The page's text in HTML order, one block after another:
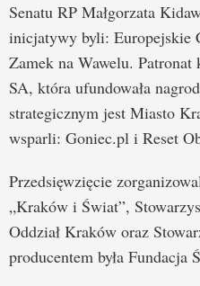
Senatu RP Małgorzata
inicjatywy byli: Europejskie
Zamek na Wawelu.
SA, która ufundowała
strategicznym jest Miasto
wsparli: Goniec.pl i Reset
Przedsięwzięcie
„Kraków i Świat”,
Oddział Kraków oraz
producentem była Fundacja